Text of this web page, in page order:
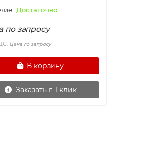
Достаточно
по запросу
Цена по запросу
В корзину
Заказать в 1 клик